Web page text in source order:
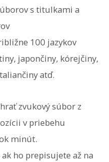
s titulkami a
100 jazykov
japončiny, kórejčiny,
atď.
zvukový súbor z
v priebehu
minút.
ho prepisujete až na